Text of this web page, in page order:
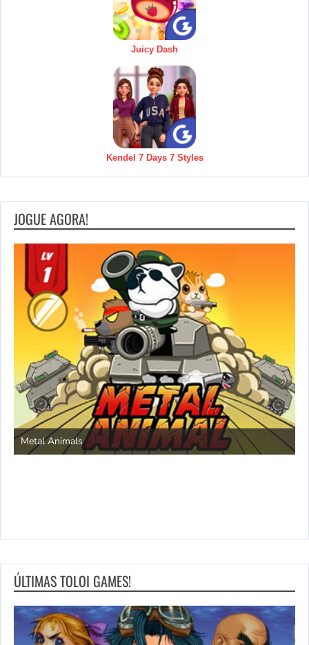
Juicy Dash
Kendel 7 Days 7 Styles
JOGUE AGORA!
Metal Animals
ÚLTIMAS TOLOI GAMES!